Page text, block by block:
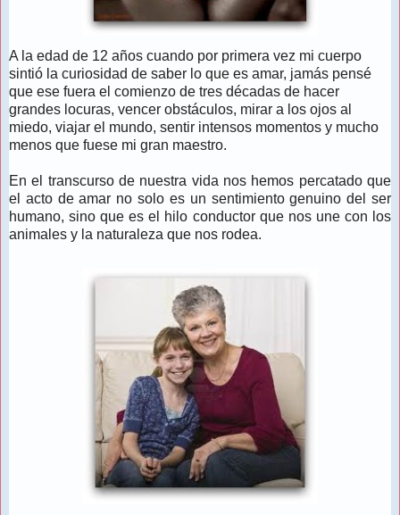
A la edad de 12 años cuando por primera vez mi cuerpo
sintió la curiosidad de saber lo que es amar, jamás pensé
que ese fuera el comienzo de tres décadas de hacer
grandes locuras, vencer obstáculos, mirar a los ojos al
miedo, viajar el mundo, sentir intensos momentos y mucho
menos que fuese mi gran maestro.
En el transcurso de nuestra vida nos hemos percatado que
el acto de amar no solo es un sentimiento genuino del ser
humano, sino que es el hilo conductor que nos une con los
animales y la naturaleza que nos rodea.